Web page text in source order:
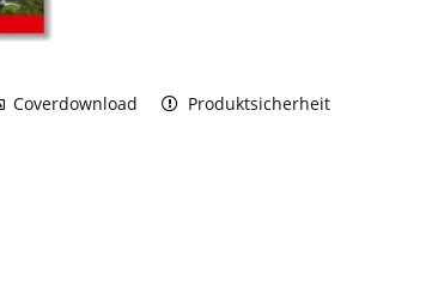
Coverdownload Produktsicherheit